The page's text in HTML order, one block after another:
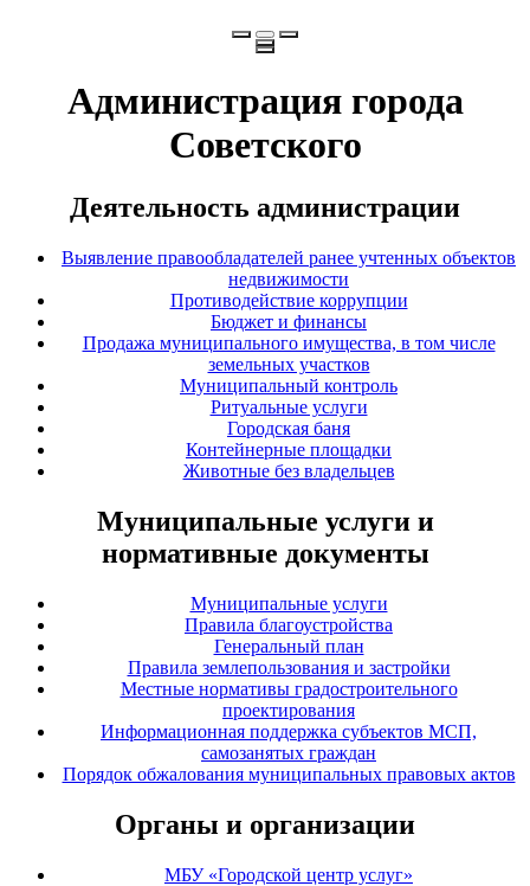
Администрация города
Советского
Деятельность администрации
Выявление правообладателей ранее учтенных объектов
недвижимости
Противодействие коррупции
Бюджет и финансы
Продажа муниципального имущества, в том числе
земельных участков
Муниципальный контроль
Ритуальные услуги
Городская баня
Контейнерные площадки
Животные без владельцев
Муниципальные услуги и
нормативные документы
Муниципальные услуги
Правила благоустройства
Генеральный план
Правила землепользования и застройки
Местные нормативы градостроительного
проектирования
Информационная поддержка субъектов МСП,
самозанятых граждан
Порядок обжалования муниципальных правовых актов
Органы и организации
МБУ «Городской центр услуг»